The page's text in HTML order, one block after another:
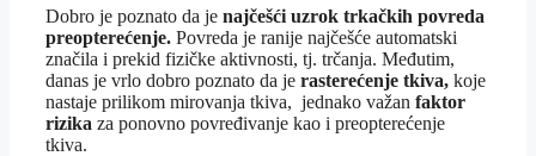
Dobro je poznato da je najčešći uzrok trkačkih povreda
preopterećenje. Povreda je ranije najčešće automatski
značila i prekid fizičke aktivnosti, tj. trčanja. Međutim,
danas je vrlo dobro poznato da je rasterećenje tkiva, koje
nastaje prilikom mirovanja tkiva, jednako važan faktor
rizika za ponovno povređivanje kao i preopterećenje
tkiva.